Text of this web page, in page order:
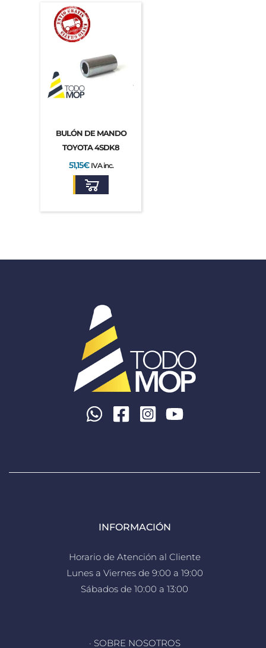
BULÓN DE MANDO
TOYOTA 4SDK8
51,15€ IVA inc.
INFORMACIÓN
Horario de Atención al Cliente
Lunes a Viernes de 9:00 a 19:00
Sábados de 10:00 a 13:00
· SOBRE NOSOTROS